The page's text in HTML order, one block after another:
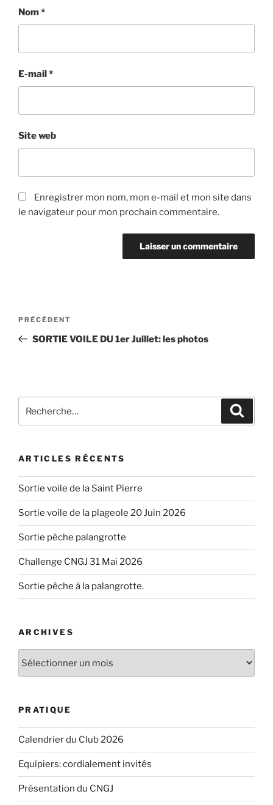
Nom*
E-mail*
Site web
Enregistrer mon nom, mon e-mail et mon site dans
le navigateur pour mon prochain commentaire.
Navigation
l’article
Article
précédent
PRÉCÉDENT
SORTIE VOILE DU 1er Juillet: les photos
pour
ARTICLES RÉCENTS
Sortie voile de la Saint Pierre
Sortie voile de la plageole 20 Juin 2026
Sortie pêche palangrotte
Challenge CNGJ 31 Mai 2026
Sortie pêche à la palangrotte.
ARCHIVES
PRATIQUE
Calendrier du Club 2026
Equipiers: cordialement invités
Présentation du CNGJ